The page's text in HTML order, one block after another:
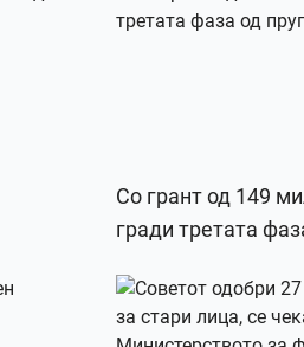
Со грант од 149
гради третата